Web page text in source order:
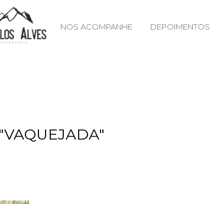
NOS ACOMPANHE DEPOIMENTOS
"VAQUEJADA"